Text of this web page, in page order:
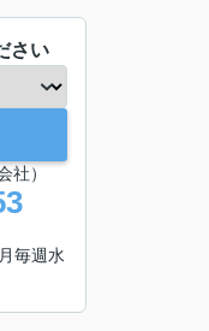
さい
社）
毎週水